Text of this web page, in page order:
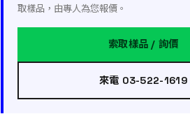
取樣品，由專人為您報價。
索取樣品 / 詢價
來電 03-522-1619